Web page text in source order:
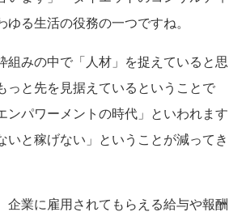
ゆる生活の役務の一つですね。
組みの中で「人材」を捉えていると思
っと先を見据えているということで
ンパワーメントの時代」といわれます
いと稼げない」ということが減ってき
企業に雇用されてもらえる給与や報酬